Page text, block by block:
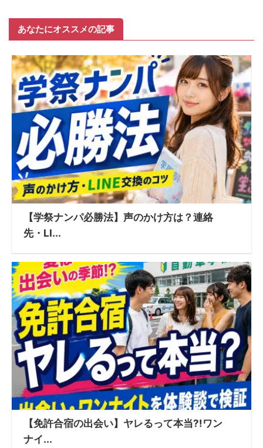
あなたにオススメの記事
【学祭ナンパ必勝法】声のかけ方は？連絡
先・LI...
【免許合宿の出会い】ヤレるって本当?!ワン
ナイ...